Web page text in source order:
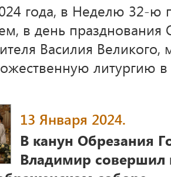
года, в Неделю 32-ю
в день празднования
Василия
литургию
13 Января 2024.
В канун Обрезания
Владимир совершил